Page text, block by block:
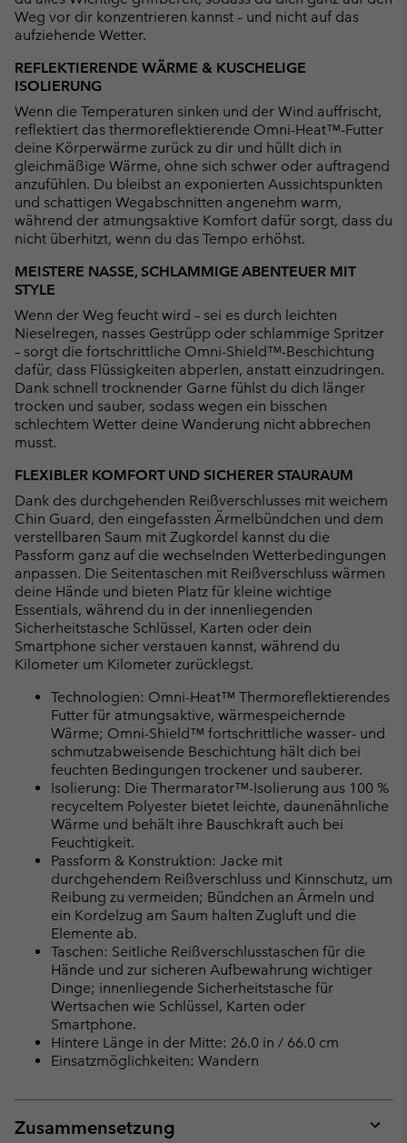
Weg vor dir konzentrieren kannst – und nicht auf das
aufziehende Wetter.
REFLEKTIERENDE WÄRME & KUSCHELIGE
ISOLIERUNG
Wenn die Temperaturen sinken und der Wind auffrischt,
reflektiert das thermoreflektierende Omni-Heat™-Futter
deine Körperwärme zurück zu dir und hüllt dich in
gleichmäßige Wärme, ohne sich schwer oder auftragend
anzufühlen. Du bleibst an exponierten Aussichtspunkten
und schattigen Wegabschnitten angenehm warm,
während der atmungsaktive Komfort dafür sorgt, dass du
nicht überhitzt, wenn du das Tempo erhöhst.
MEISTERE NASSE, SCHLAMMIGE ABENTEUER MIT
STYLE
Wenn der Weg feucht wird – sei es durch leichten
Nieselregen, nasses Gestrüpp oder schlammige Spritzer
– sorgt die fortschrittliche Omni-Shield™-Beschichtung
dafür, dass Flüssigkeiten abperlen, anstatt einzudringen.
Dank schnell trocknender Garne fühlst du dich länger
trocken und sauber, sodass wegen ein bisschen
schlechtem Wetter deine Wanderung nicht abbrechen
musst.
FLEXIBLER KOMFORT UND SICHERER STAURAUM
Dank des durchgehenden Reißverschlusses mit weichem
Chin Guard, den eingefassten Ärmelbündchen und dem
verstellbaren Saum mit Zugkordel kannst du die
Passform ganz auf die wechselnden Wetterbedingungen
anpassen. Die Seitentaschen mit Reißverschluss wärmen
deine Hände und bieten Platz für kleine wichtige
Essentials, während du in der innenliegenden
Sicherheitstasche Schlüssel, Karten oder dein
Smartphone sicher verstauen kannst, während du
Kilometer um Kilometer zurücklegst.
Technologien: Omni-Heat™ Thermoreflektierendes
Futter für atmungsaktive, wärmespeichernde
Wärme; Omni-Shield™ fortschrittliche wasser- und
schmutzabweisende Beschichtung hält dich bei
feuchten Bedingungen trockener und sauberer.
Isolierung: Die Thermarator™-Isolierung aus 100 %
recyceltem Polyester bietet leichte, daunenähnliche
Wärme und behält ihre Bauschkraft auch bei
Feuchtigkeit.
Passform & Konstruktion: Jacke mit
durchgehendem Reißverschluss und Kinnschutz, um
Reibung zu vermeiden; Bündchen an Ärmeln und
ein Kordelzug am Saum halten Zugluft und die
Elemente ab.
Taschen: Seitliche Reißverschlusstaschen für die
Hände und zur sicheren Aufbewahrung wichtiger
Dinge; innenliegende Sicherheitstasche für
Wertsachen wie Schlüssel, Karten oder
Smartphone.
Hintere Länge in der Mitte: 26.0 in / 66.0 cm
Einsatzmöglichkeiten: Wandern
Zusammensetzung